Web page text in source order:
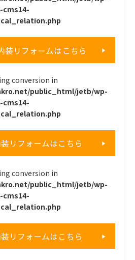
装リフォームはこちら
conversion in
public_html/jetb/wp-
リフォームはこちら
conversion in
public_html/jetb/wp-
リフォームはこちら